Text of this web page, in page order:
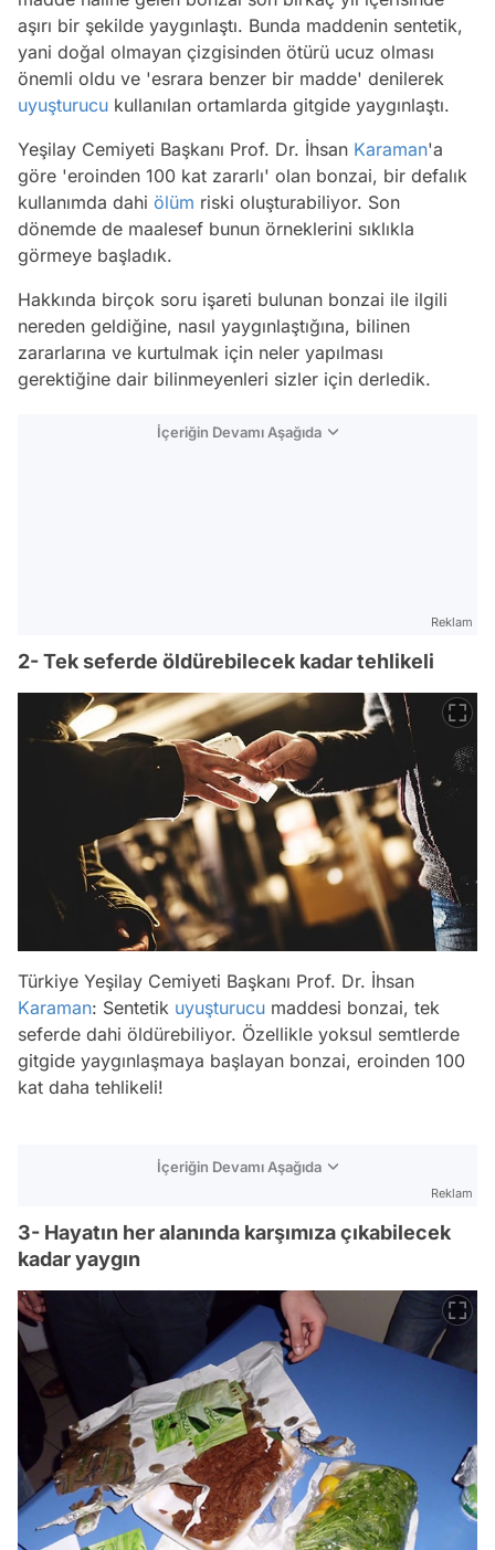
aşırı bir şekilde yaygınlaştı. Bunda maddenin sentetik,
yani doğal olmayan çizgisinden ötürü ucuz olması
önemli oldu ve 'esrara benzer bir madde' denilerek
uyuşturucu kullanılan ortamlarda gitgide yaygınlaştı.
Yeşilay Cemiyeti Başkanı Prof. Dr. İhsan Karaman'a
göre 'eroinden 100 kat zararlı' olan bonzai, bir defalık
kullanımda dahi ölüm riski oluşturabiliyor. Son
dönemde de maalesef bunun örneklerini sıklıkla
görmeye başladık.
Hakkında birçok soru işareti bulunan bonzai ile ilgili
nereden geldiğine, nasıl yaygınlaştığına, bilinen
zararlarına ve kurtulmak için neler yapılması
gerektiğine dair bilinmeyenleri sizler için derledik.
İçeriğin Devamı Aşağıda
Reklam
2- Tek seferde öldürebilecek kadar tehlikeli
Türkiye Yeşilay Cemiyeti Başkanı Prof. Dr. İhsan
Karaman: Sentetik uyuşturucu maddesi bonzai, tek
seferde dahi öldürebiliyor. Özellikle yoksul semtlerde
gitgide yaygınlaşmaya başlayan bonzai, eroinden 100
kat daha tehlikeli!
İçeriğin Devamı Aşağıda
Reklam
3- Hayatın her alanında karşımıza çıkabilecek
kadar yaygın